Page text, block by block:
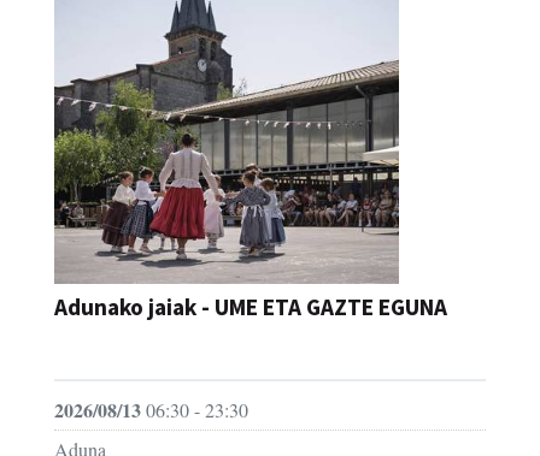
Adunako jaiak - UME ETA GAZTE EGUNA
2026/08/1306:30 - 23:30
Aduna